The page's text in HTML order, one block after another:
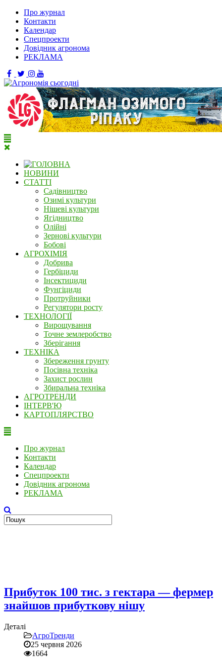
Про журнал
Контакти
Календар
Спецпроекти
Довідник агронома
РЕКЛАМА
НОВИНИ
СТАТТІ
Садівництво
Озимі культури
Нішеві культури
Ягідництво
Олійні
Зернові культури
Бобові
АГРОХІМІЯ
Добрива
Гербіциди
Інсектициди
Фунгіциди
Протруйники
Регулятори росту
ТЕХНОЛОГІЇ
Вирощування
Точне землеробство
Зберігання
ТЕХНІКА
Збереження грунту
Посівна техніка
Захист рослин
Збиральна техніка
АГРОТРЕНДИ
ІНТЕРВ'Ю
КАРТОПЛЯРСТВО
Про журнал
Контакти
Календар
Спецпроекти
Довідник агронома
РЕКЛАМА
Прибуток 100 тис. з гектара — фермер
знайшов прибуткову нішу
Деталі
АгроТренди
25 червня 2026
1664